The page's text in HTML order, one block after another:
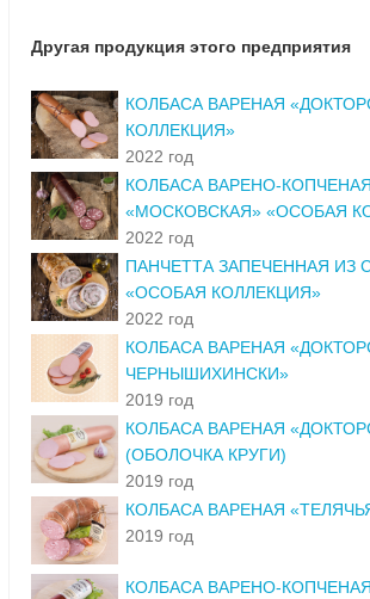
Другая продукция этого предприятия
КОЛБАСА ВАРЕНАЯ
КОЛЛЕКЦИЯ»
2022 год
КОЛБАСА ВАРЕНО-КОПЧЕНАЯ
«МОСКОВСКАЯ» «ОСОБАЯ
2022 год
ПАНЧЕТТА ЗАПЕЧЕННАЯ ИЗ
«ОСОБАЯ КОЛЛЕКЦИЯ»
2022 год
КОЛБАСА ВАРЕНАЯ
ЧЕРНЫШИХИНСКИ»
2019 год
КОЛБАСА ВАРЕНАЯ
(ОБОЛОЧКА КРУГИ)
2019 год
КОЛБАСА ВАРЕНАЯ
2019 год
КОЛБАСА ВАРЕНО-КОПЧЕНАЯ